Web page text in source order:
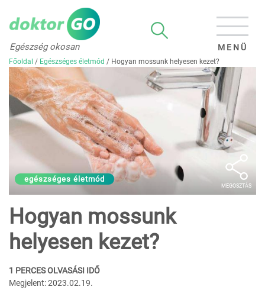
Egészség okosan MENÜ
Főoldal / Egészséges életmód / Hogyan mossunk helyesen kezet?
egészséges életmód
MEGOSZTÁS
Hogyan mossunk
helyesen kezet?
1 PERCES OLVASÁSI IDŐ
Megjelent: 2023.02.19.